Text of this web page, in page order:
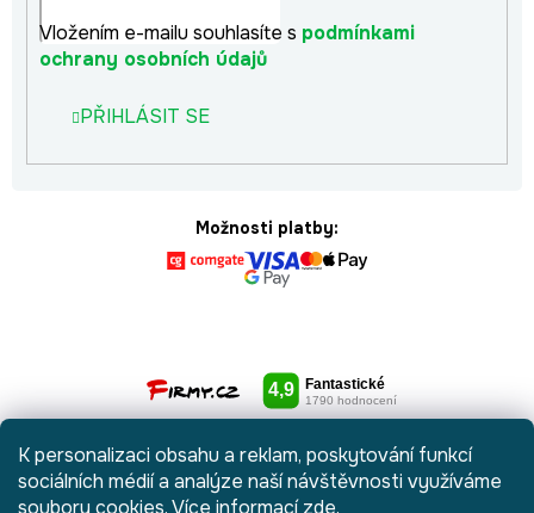
K personalizaci obsahu a reklam, poskytování funkcí
sociálních médií a analýze naší návštěvnosti využíváme
soubory cookies. Více informacízde.
Vložením e-mailu souhlasíte s podmínkami
ochrany osobních údajů
PŘIHLÁSIT SE
Možnosti platby: